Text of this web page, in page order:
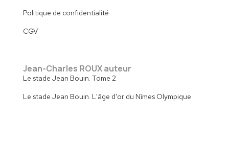
Politique de confidentialité
CGV
Jean-Charles ROUX auteur
Le stade Jean Bouin. Tome 2
Le stade Jean Bouin. L'âge d'or du Nîmes Olympique